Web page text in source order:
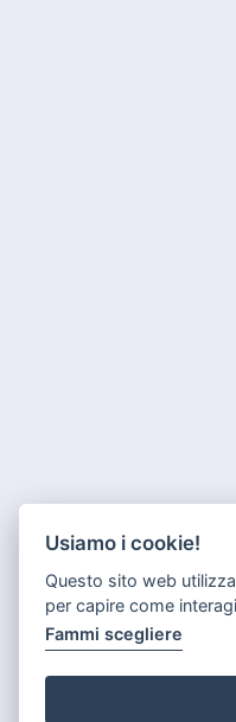
Usiamo i cookie!
Questo sito web
per capire come
Fammi scegliere